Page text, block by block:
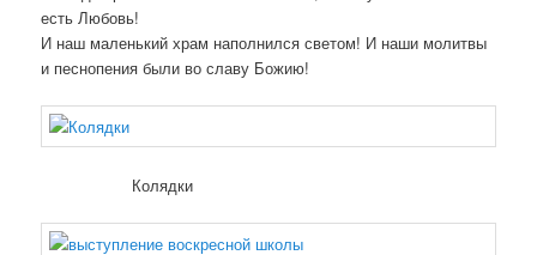
с
есть Любовь!
И наш маленький храм наполнился светом! И наши молитвы
и песнопения были во славу Божию!
Колядки